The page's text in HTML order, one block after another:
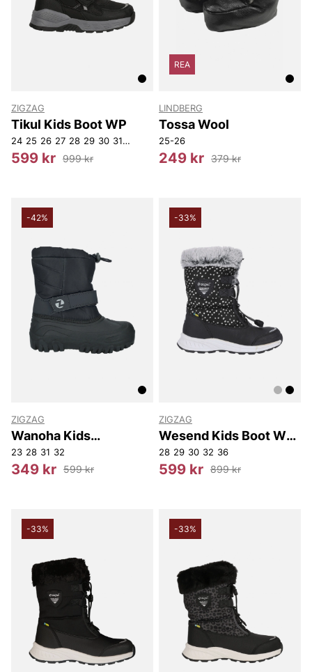
ZIGZAG
Tikul Kids Boot WP
24 25 26 27 28 29 30 31 32
599 kr 999 kr
REA
LINDBERG
Tossa Wool
25-26
249 kr 379 kr
-42%
ZIGZAG
Wanoha Kids
Snowboot
23 28 31 32
349 kr 599 kr
-33%
ZIGZAG
Wesend Kids Boot WP
V2
28 29 30 32 36
599 kr 899 kr
-33% -33%